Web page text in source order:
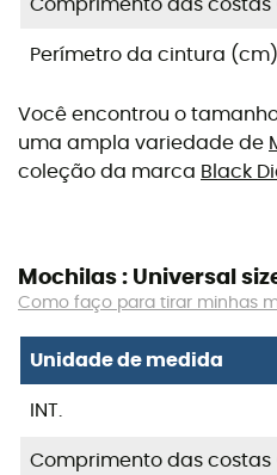
Comprimento das costas
Perímetro da cintura (cm)
Você encontrou o
uma ampla variedade de
coleção da marca Black
Mochilas : Universal
Como faço para tirar minhas
Unidade de medida
INT.
Comprimento das costas